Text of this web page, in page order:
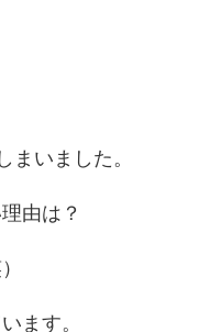
いました。
由は？
ます。